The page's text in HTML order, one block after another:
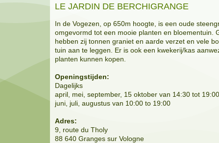
LE JARDIN DE BERCHIGRANGE
In de Vogezen, op 650m hoogte, is een oude
omgevormd tot een mooie planten en bloementuin.
hebben zij tonnen graniet en aarde verzet en vele
tuin aan te leggen. Er is ook een kwekerij/kas
planten kunnen kopen.
Openingstijden:
Dagelijks
april, mei, september, 15 oktober van 14:30 tot 19:00
juni, juli, augustus van 10:00 to 19:00
Adres:
9, route du Tholy
88 640 Granges sur Vologne